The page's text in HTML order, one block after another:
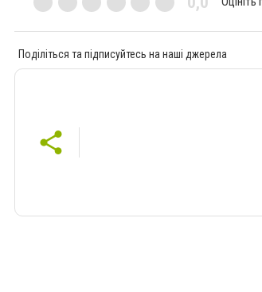
Поділіться та підписуйтесь на наші джерела